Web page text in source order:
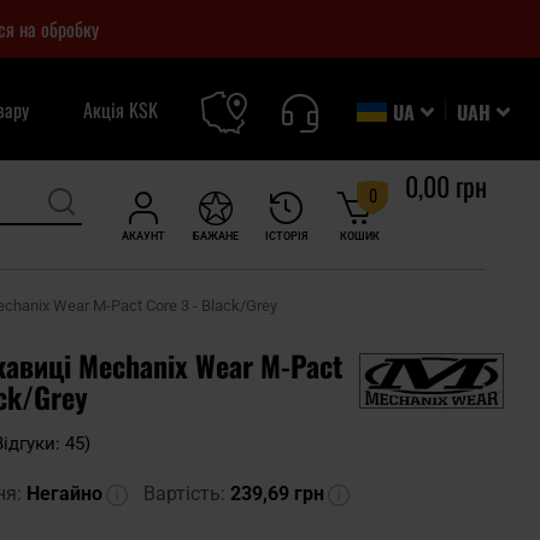
на обробку
UAH
UA
Акція KSK
АКАУНТ ІСТОРІЯ
БАЖАНЕ КОШИК
0 0,00 грн
Wear M-Pact Core 3 - Black/Grey
Mechanix Wear M-Pact
Grey
45)
Негайно Вартість: 239,69 грн